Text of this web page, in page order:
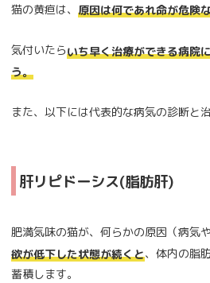
猫の黄疸は、 原因は何であれ命が危険
気付いたらいち早く治療ができる病院
う。
また、以下には代表的な病気の診断と
肝リピドーシス(脂肪肝)
肥満気味の猫が、何らかの原因（病気
欲が低下した状態が続くと、体内の脂
蓄積します。